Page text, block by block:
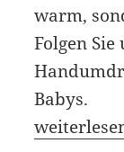
warm,
Folgen
Babys.
Schöne,